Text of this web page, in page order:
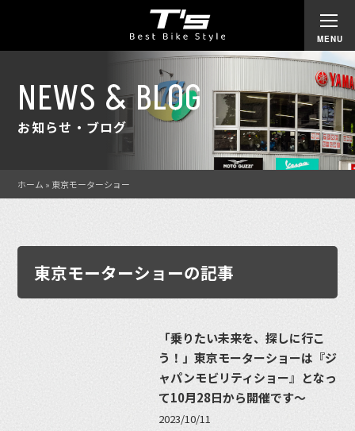
NEWS & BLOG
お知らせ・ブログ
ホーム » 東京モーターショー
東京モーターショーの記事
「乗りたい未来を、探しに行こ
う！」東京モーターショーは『ジ
ャパンモビリティショー』となっ
て10月28日から開催です〜
2023/10/11